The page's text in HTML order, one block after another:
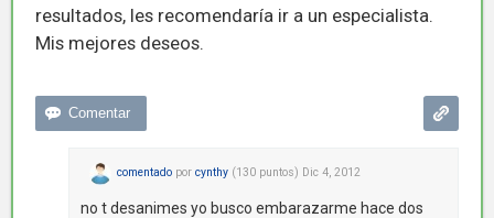
resultados, les recomendaría ir a un especialista.
Mis mejores deseos.
comentado por cynthy (130 puntos) Dic 4, 2012
no t desanimes yo busco embarazarme hace dos